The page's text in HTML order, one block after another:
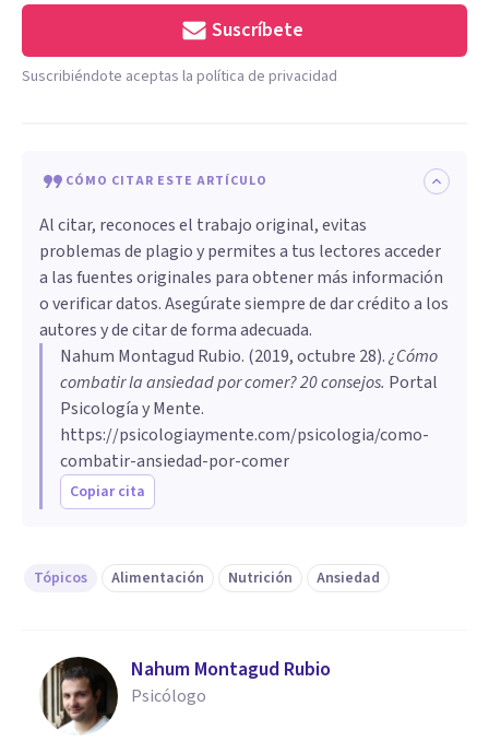
Suscríbete
Suscribiéndote aceptas la política de privacidad
CÓMO CITAR ESTE ARTÍCULO
Al citar, reconoces el trabajo original, evitas
problemas de plagio y permites a tus lectores acceder
a las fuentes originales para obtener más información
o verificar datos. Asegúrate siempre de dar crédito a los
autores y de citar de forma adecuada.
Nahum Montagud Rubio. (2019, octubre 28).¿Cómo
combatir la ansiedad por comer? 20 consejos. Portal
Psicología y Mente.
https://psicologiaymente.com/psicologia/como-
combatir-ansiedad-por-comer
Copiar cita
Tópicos Alimentación Nutrición Ansiedad
Nahum Montagud Rubio
Psicólogo